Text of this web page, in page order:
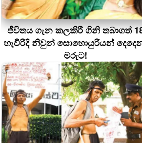
ජීවිතය ගැන කලකිරී ගිනි තබාගත්
හැවිරිදි නිවුන් සොහොයුරියන්
මරුට!